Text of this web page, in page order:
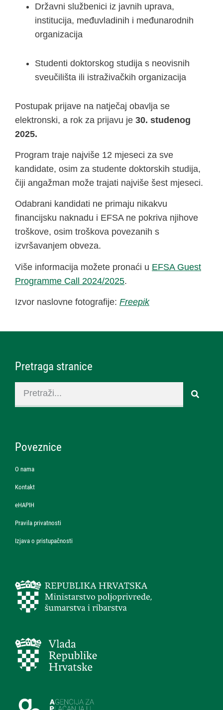
Državni službenici iz javnih uprava,
institucija, međuvladinih i međunarodnih
organizacija
Studenti doktorskog studija s neovisnih
sveučilišta ili istraživačkih organizacija
Postupak prijave na natječaj obavlja se
elektronski, a rok za prijavu je 30. studenog
2025.
Program traje najviše 12 mjeseci za sve
kandidate, osim za studente doktorskih studija,
čiji angažman može trajati najviše šest mjeseci.
Odabrani kandidati ne primaju nikakvu
financijsku naknadu i EFSA ne pokriva njihove
troškove, osim troškova povezanih s
izvršavanjem obveza.
Više informacija možete pronaći u EFSA Guest
Programme Call 2024/2025.
Izvor naslovne fotografije: Freepik
Pretraga stranice
Poveznice
O nama
Kontakt
eHAPIH
Pravila privatnosti
Izjava o pristupačnosti